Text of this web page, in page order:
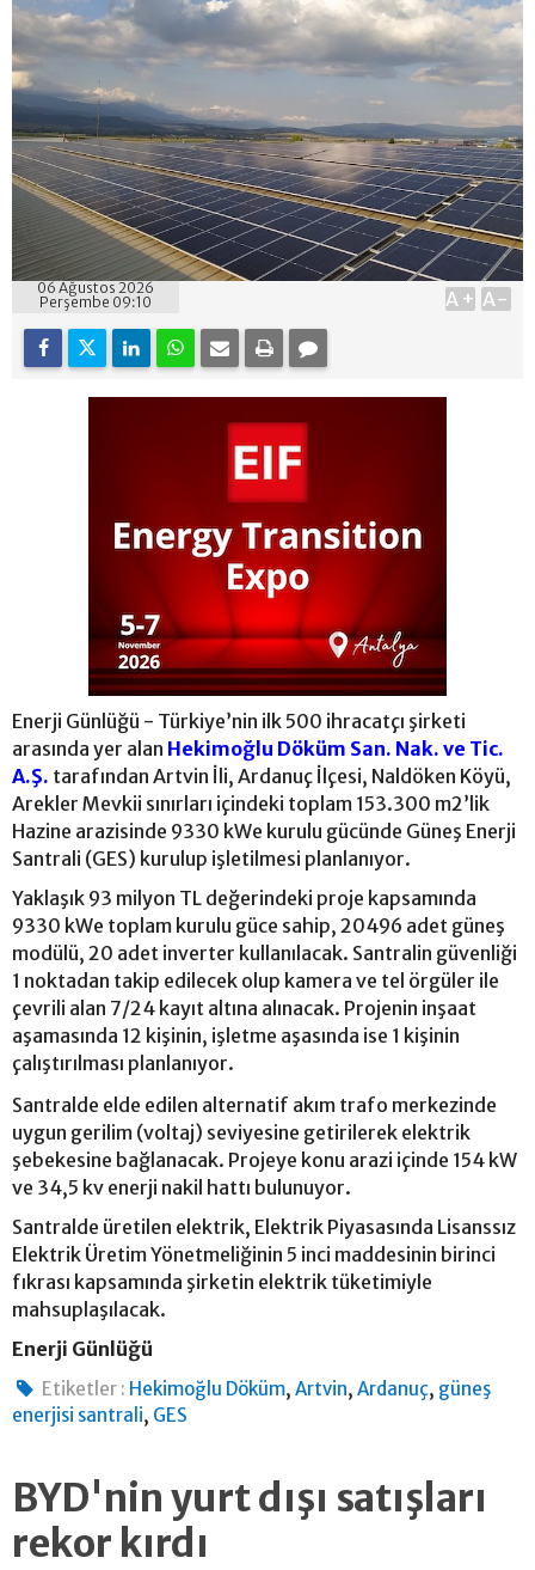
06 Ağustos 2026
Perşembe 09:10
A+ A-
Enerji Günlüğü - Türkiye’nin ilk 500 ihracatçı şirketi
arasında yer alan Hekimoğlu Döküm San. Nak. ve Tic.
A.Ş. tarafından Artvin İli, Ardanuç İlçesi, Naldöken Köyü,
Arekler Mevkii sınırları içindeki toplam 153.300 m2’lik
Hazine arazisinde 9330 kWe kurulu gücünde Güneş Enerji
Santrali (GES) kurulup işletilmesi planlanıyor.
Yaklaşık 93 milyon TL değerindeki proje kapsamında
9330 kWe toplam kurulu güce sahip, 20496 adet güneş
modülü, 20 adet inverter kullanılacak. Santralin güvenliği
1 noktadan takip edilecek olup kamera ve tel örgüler ile
çevrili alan 7/24 kayıt altına alınacak. Projenin inşaat
aşamasında 12 kişinin, işletme aşasında ise 1 kişinin
çalıştırılması planlanıyor.
Santralde elde edilen alternatif akım trafo merkezinde
uygun gerilim (voltaj) seviyesine getirilerek elektrik
şebekesine bağlanacak. Projeye konu arazi içinde 154 kW
ve 34,5 kv enerji nakil hattı bulunuyor.
Santralde üretilen elektrik, Elektrik Piyasasında Lisanssız
Elektrik Üretim Yönetmeliğinin 5 inci maddesinin birinci
fıkrası kapsamında şirketin elektrik tüketimiyle
mahsuplaşılacak.
Enerji Günlüğü
Etiketler : Hekimoğlu Döküm,Artvin,Ardanuç, güneş
enerjisi santrali, GES
BYD'nin yurt dışı satışları
rekor kırdı